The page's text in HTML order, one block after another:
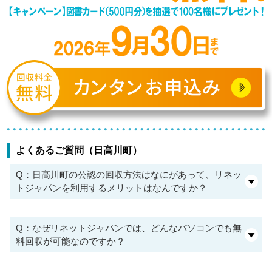
よくあるご質問（日高川町）
Q：日高川町の公認の回収方法はなにがあって、リネッ
トジャパンを利用するメリットはなんですか？
Q：なぜリネットジャパンでは、どんなパソコンでも無
料回収が可能なのですか？